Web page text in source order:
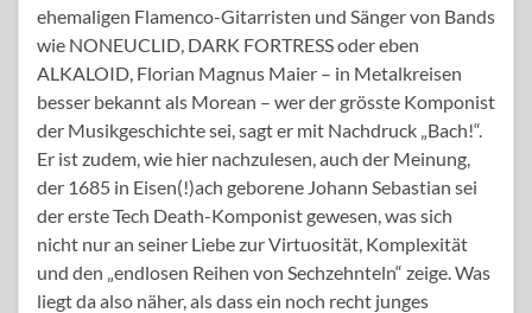
ehemaligen Flamenco-Gitarristen und Sänger von Bands
wie NONEUCLID, DARK FORTRESS oder eben
ALKALOID, Florian Magnus Maier – in Metalkreisen
besser bekannt als Morean – wer der grösste Komponist
der Musikgeschichte sei, sagt er mit Nachdruck „Bach!“.
Er ist zudem, wie hier nachzulesen, auch der Meinung,
der 1685 in Eisen(!)ach geborene Johann Sebastian sei
der erste Tech Death-Komponist gewesen, was sich
nicht nur an seiner Liebe zur Virtuosität, Komplexität
und den „endlosen Reihen von Sechzehnteln“ zeige. Was
liegt da also näher, als dass ein noch recht junges